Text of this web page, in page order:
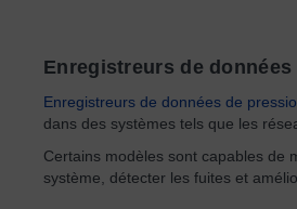
Enregistreurs de
Enregistreurs de données de
dans des systèmes tels que les
Certains modèles sont capables de
système, détecter les fuites et